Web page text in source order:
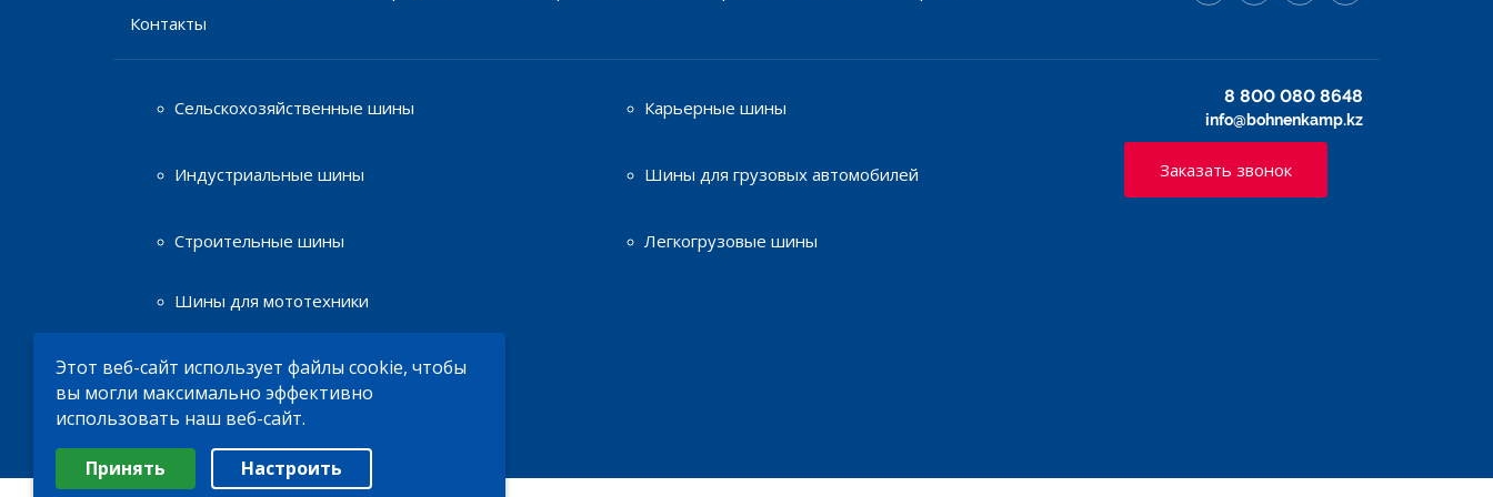
Контакты
8 800 080 8648
info@bohnenkamp.kz
Заказать звонок
Сельскохозяйственные шины
Индустриальные шины
Строительные шины
Карьерные шины
Шины для грузовых автомобилей
Легкогрузовые шины
Шины для мототехники
Диски
© 2026ТОО «Bohnenkamp»
Этот веб-сайт использует файлы cookie, чтобы
вы могли максимально эффективно
использовать наш веб-сайт.
Выберите настройки cookie
Минимальные Аналитические/Функциональные
Принять Настроить